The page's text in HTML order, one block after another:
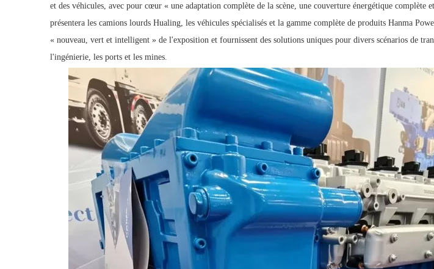
et des véhicules, avec pour cœur « une adaptation complète de la scène, une couverture énergétique complète
présentera les camions lourds Hualing, les véhicules spécialisés et la gamme complète de produits Hanma
« nouveau, vert et intelligent » de l'exposition et fournissent des solutions uniques pour divers scénarios de
l'ingénierie, les ports et les mines.